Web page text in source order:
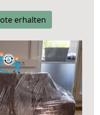
erhalten